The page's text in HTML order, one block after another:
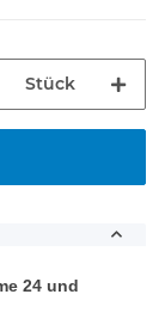
Stück
24 und